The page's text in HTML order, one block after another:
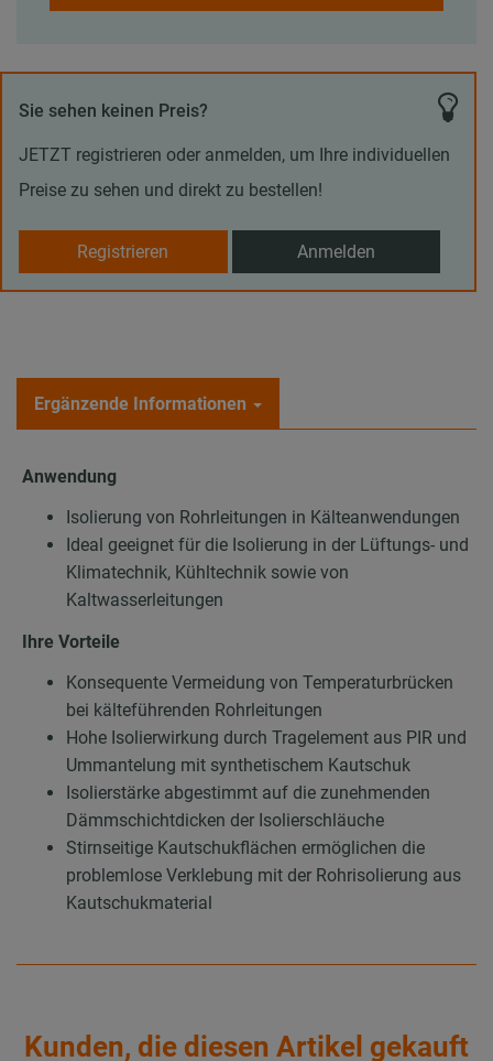
Sie sehen keinen Preis?
JETZT registrieren oder anmelden, um Ihre individuellen
Preise zu sehen und direkt zu bestellen!
Registrieren Anmelden
Ergänzende Informationen
Anwendung
Isolierung von Rohrleitungen in Kälteanwendungen
Ideal geeignet für die Isolierung in der Lüftungs- und
Klimatechnik, Kühltechnik sowie von
Kaltwasserleitungen
Ihre Vorteile
Konsequente Vermeidung von Temperaturbrücken
bei kälteführenden Rohrleitungen
Hohe Isolierwirkung durch Tragelement aus PIR und
Ummantelung mit synthetischem Kautschuk
Isolierstärke abgestimmt auf die zunehmenden
Dämmschichtdicken der Isolierschläuche
Stirnseitige Kautschukflächen ermöglichen die
problemlose Verklebung mit der Rohrisolierung aus
Kautschukmaterial
Kunden, die diesen Artikel gekauft